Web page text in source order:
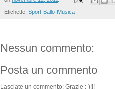
Etichette: Sport-Ballo-Musica
Nessun commento:
Posta un commento
Lasciate un commento: Grazie :-)!!!